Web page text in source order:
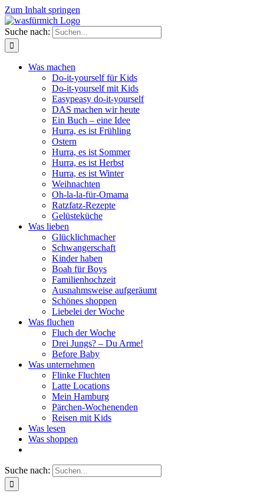
Zum Inhalt springen
Suche nach:
Was machen
Do-it-yourself für Kids
Do-it-yourself mit Kids
Easypeasy do-it-yourself
DAS machen wir heute
Ein Buch – eine Idee
Hurra, es ist Frühling
Ostern
Hurra, es ist Sommer
Hurra, es ist Herbst
Hurra, es ist Winter
Weihnachten
Oh-la-la-für-Omama
Ratzfatz-Rezepte
Gelüsteküche
Was lieben
Glücklichmacher
Schwangerschaft
Kinder haben
Boah für Boys
Familienhochzeit
Ausnahmsweise aufgeräumt
Schönes shoppen
Liebelei der Woche
Was fluchen
Fluch der Woche
Drei Jungs? – Du Arme!
Before Baby
Was unternehmen
Flinke Fluchten
Latte Locations
Mein Hamburg
Pärchen-Wochenenden
Reisen mit Kids
Was lesen
Was shoppen
Suche nach: